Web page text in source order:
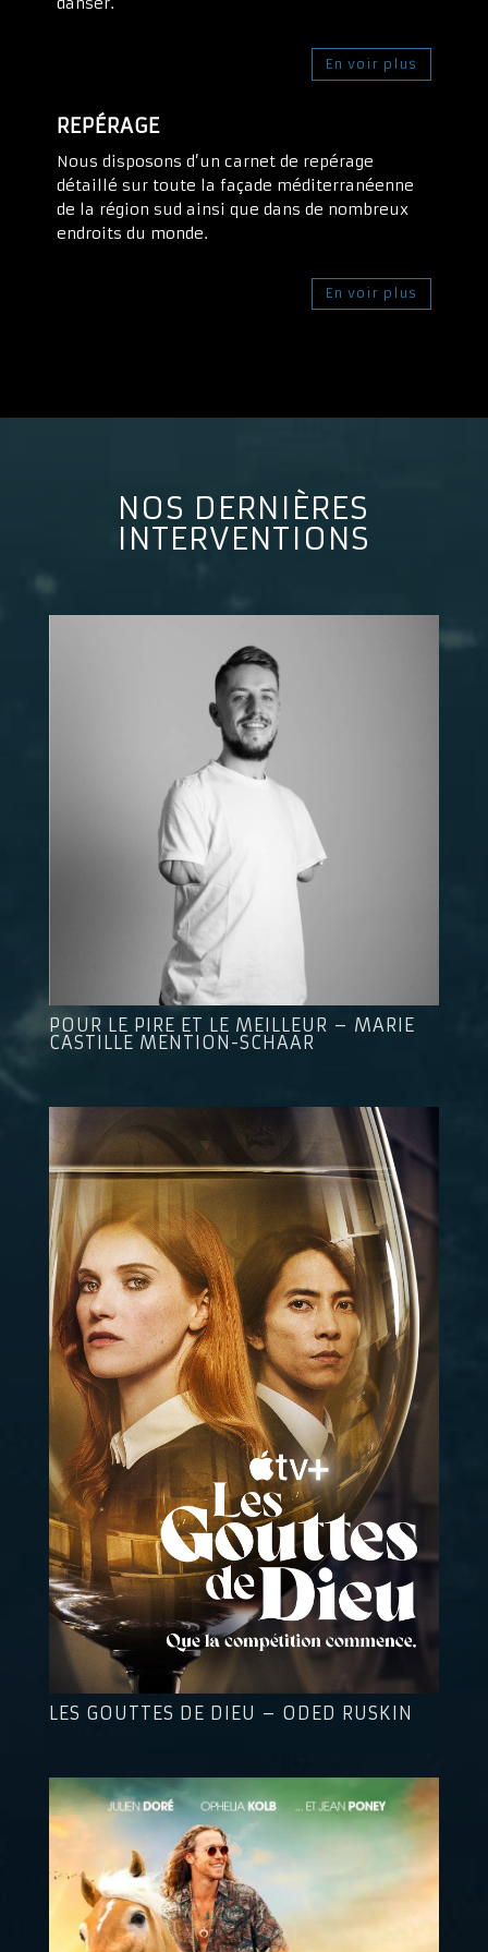
En voir plus
REPÉRAGE
Nous disposons d’un carnet de repérage
détaillé sur toute la façade méditerranéenne
de la région sud ainsi que dans de nombreux
endroits du monde.
En voir plus
NOS DERNIÈRES
INTERVENTIONS
POUR LE PIRE ET LE MEILLEUR – MARIE
CASTILLE MENTION-SCHAAR
LES GOUTTES DE DIEU – ODED RUSKIN